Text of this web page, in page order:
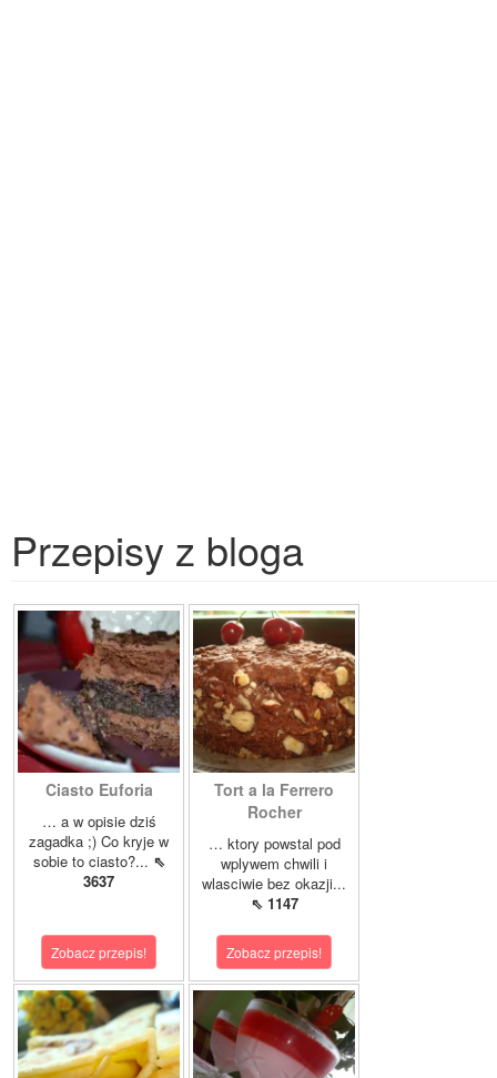
Przepisy z bloga
Ciasto Euforia
… a w opisie dziś
zagadka ;) Co kryje w
sobie to ciasto?... ⇖
3637
Zobacz przepis!
Tort a la Ferrero
Rocher
… ktory powstal pod
wplywem chwili i
wlasciwie bez okazji...
⇖ 1147
Zobacz przepis!